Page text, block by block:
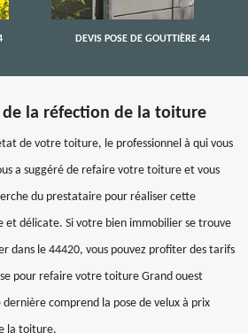
DEVIS POSE DE GOUTTIÈRE 44
de la réfection de la toiture
de votre toiture, le professionnel à qui vous
a suggéré de refaire votre toiture et vous
du prestataire pour réaliser cette
et délicate. Si votre bien immobilier se trouve
dans le 44420, vous pouvez profiter des tarifs
pour refaire votre toiture Grand ouest
comprend la pose de velux à prix
la toiture.